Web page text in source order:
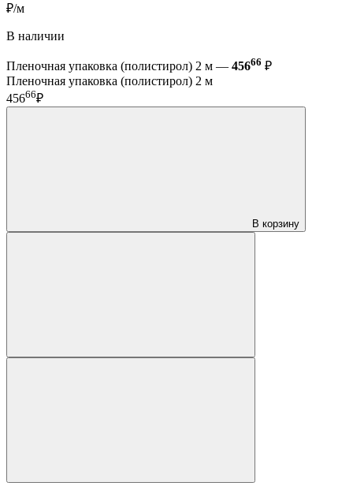
₽/м
В наличии
Пленочная упаковка (полистирол) 2 м — 45666 ₽
Пленочная упаковка (полистирол) 2 м
45666₽
В корзину